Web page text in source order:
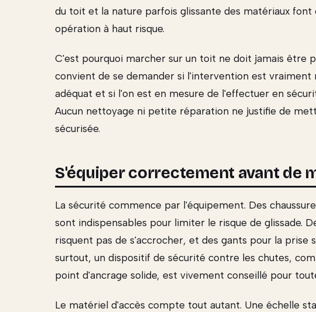
du toit et la nature parfois glissante des matériaux
opération à haut risque.
C'est pourquoi marcher sur un toit ne doit jamais être
convient de se demander si l'intervention est vraiment
adéquat et si l'on est en mesure de l'effectuer en
Aucun nettoyage ni petite réparation ne justifie de
sécurisée.
S'équiper correctement avant de
La sécurité commence par l'équipement. Des
sont indispensables pour limiter le risque de glissade.
risquent pas de s'accrocher, et des gants pour la prise
surtout, un dispositif de sécurité contre les chutes,
point d'ancrage solide, est vivement conseillé pour
Le matériel d'accès compte tout autant. Une échelle